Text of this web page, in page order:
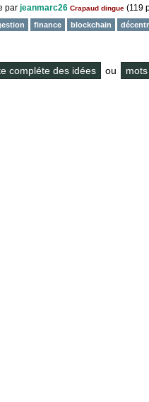
par jeanmarc26 Crapaud dingue (119
finance blockchain
compléte des idées ou